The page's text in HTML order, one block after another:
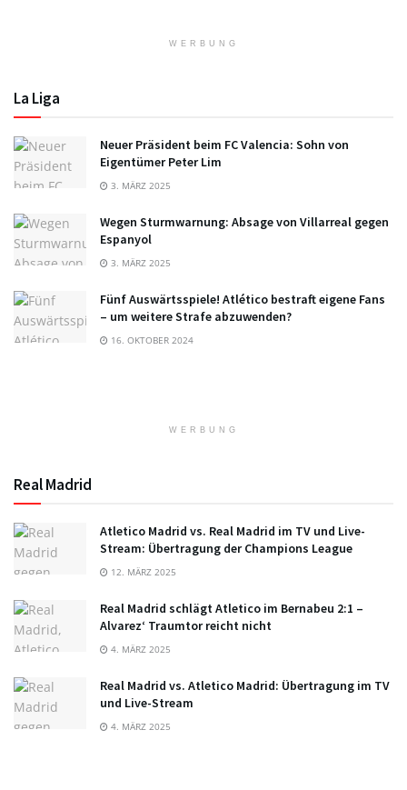
WERBUNG
La Liga
Neuer Präsident beim FC Valencia: Sohn von
Eigentümer Peter Lim
3. MÄRZ 2025
Wegen Sturmwarnung: Absage von Villarreal gegen
Espanyol
3. MÄRZ 2025
Fünf Auswärtsspiele! Atlético bestraft eigene Fans
– um weitere Strafe abzuwenden?
16. OKTOBER 2024
WERBUNG
Real Madrid
Atletico Madrid vs. Real Madrid im TV und Live-
Stream: Übertragung der Champions League
12. MÄRZ 2025
Real Madrid schlägt Atletico im Bernabeu 2:1 –
Alvarez‘ Traumtor reicht nicht
4. MÄRZ 2025
Real Madrid vs. Atletico Madrid: Übertragung im TV
und Live-Stream
4. MÄRZ 2025